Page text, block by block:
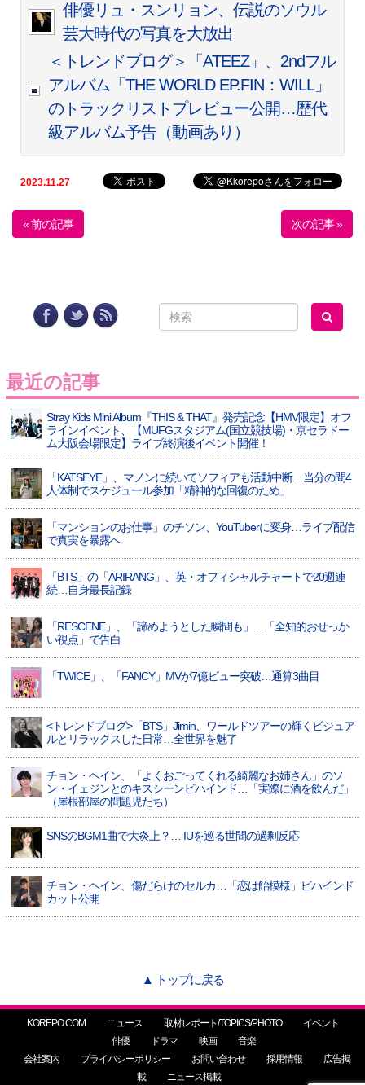
俳優リュ・スンリョン、伝説のソウル
芸大時代の写真を大放出
＜トレンドブログ＞「ATEEZ」、2ndフル
アルバム「THE WORLD EP.FIN：WILL」
のトラックリストプレビュー公開…歴代
級アルバム予告（動画あり）
2023.11.27
« 前の記事 次の記事 »
最近の記事
Stray Kids Mini Album『THIS & THAT』発売記念【HMV限定】オフ
ラインイベント、【MUFGスタジアム(国立競技場)・京セラドー
ム大阪会場限定】ライブ終演後イベント開催！
「KATSEYE」、マノンに続いてソフィアも活動中断…当分の間4
人体制でスケジュール参加「精神的な回復のため」
「マンションのお仕事」のチソン、YouTuberに変身…ライブ配信
で真実を暴露へ
「BTS」の「ARIRANG」、英・オフィシャルチャートで20週連
続…自身最長記録
「RESCENE」、「諦めようとした瞬間も」…「全知的おせっか
い視点」で告白
「TWICE」、「FANCY」MVが7億ビュー突破…通算3曲目
<トレンドブログ>「BTS」Jimin、ワールドツアーの輝くビジュア
ルとリラックスした日常…全世界を魅了
チョン・ヘイン、「よくおごってくれる綺麗なお姉さん」のソ
ン・イェジンとのキスシーンビハインド…「実際に酒を飲んだ」
（屋根部屋の問題児たち）
SNSのBGM1曲で大炎上？… IUを巡る世間の過剰反応
チョン・ヘイン、傷だらけのセルカ…「恋は飴模様」ビハインド
カット公開
▲ トップに戻る
KOREPO.COM ニュース 取材レポート/TOPICS/PHOTO
イベント
俳優
ドラマ 映画
音楽
会社案内
プライバシーポリシー お問い合わせ 採用情報
広告掲
載
ニュース掲載